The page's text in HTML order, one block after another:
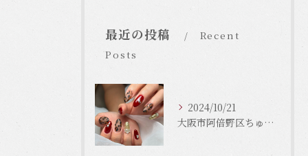
最近の投稿
Recent
Posts
2024/10/21
大阪市阿倍野区ちゅるんネイルはLinonail